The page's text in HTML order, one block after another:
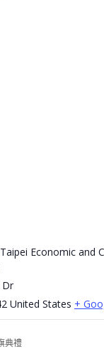
Economic and
Dr
United States +
典禮